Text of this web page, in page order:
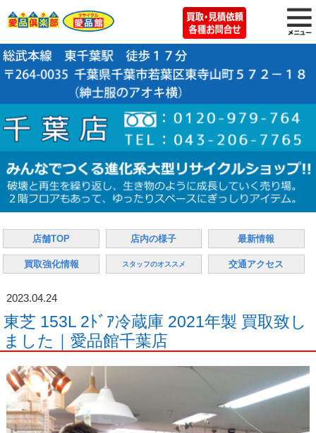
店舗TOP 店内の様子 最新情報
買取強化情報 スタッフのオススメ 交通アクセス
2023.04.24
東芝 153L 2ﾄﾞｱ冷蔵庫 2021年製 買取致し
ました｜愛品館千葉店